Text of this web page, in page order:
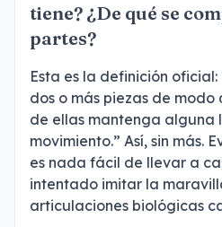
tiene? ¿De qué se
partes?
Esta es la definición
dos o más piezas de modo
de ellas mantenga alguna
movimiento.” Así, sin más.
es nada fácil de llevar a
intentado imitar la
articulaciones biológicas